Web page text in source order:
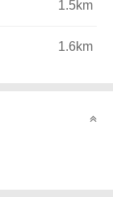
1.5km
1.6km